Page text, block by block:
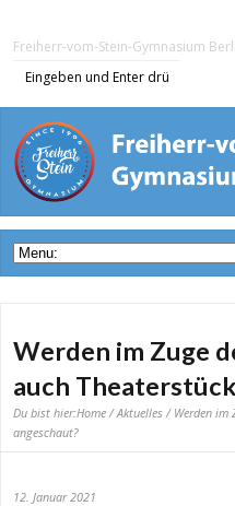
Freiherr-vom-Stein-Gymnasium
Werden im Zuge
auch
Du bist hier:Home/Aktuelles/ Werden im
angeschaut?
12. Januar 2021